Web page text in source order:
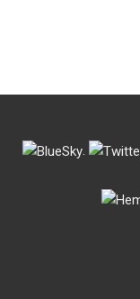
.